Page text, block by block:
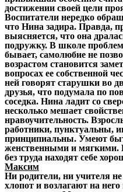
достижении своей цели
Воспитатели нередко
что Нина задира. Правда,
выясняется, что она
подружку. В школе
бывает, самолюбие не
возрастом становится
вопросах ее собственной
ней говорят старушки во
друзья, что подумала по
соседка. Нина ладит со
несколько мешает
нравоучительность.
работники, пунктуальны,
принципиальны. Умеют
женственными и мягкими.
без труда находят себе
Максим
Ни родители, ни учителя
хлопот и возлагают на